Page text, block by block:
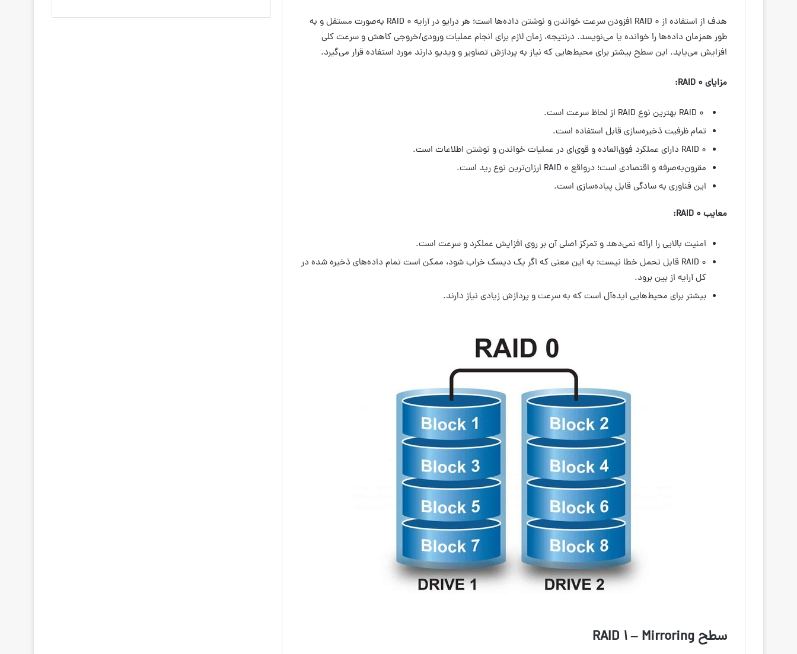
هدف از استفاده از RAID 0 افزودن سرعت خواندن و نوشتن داده‌ها است؛ هر درایو در آرایه RAID 0 به‌صورت مستقل و به
طور همزمان داده‌ها را خوانده یا می‌نویسد. در‌نتیجه، زمان لازم برای انجام عملیات ورودی/خروجی کاهش و سرعت کلی
افزایش می‌یابد. این سطح بیشتر برای محیط‌هایی که نیاز به پردازش تصاویر و ویدیو دارند مورد‌ استفاده قرار می‌گیرد.
مزایایRAID 0
:
تمام ظرفیت ذخیره‌سازی قابل استفاده است.
RAID 0 دارای عملکرد فوق‌العاده و قوی‌ای در عملیات خواندن و نوشتن اطلاعات است.
مقرون‌به‌صرفه و اقتصادی است؛ در‌واقع RAID 0 ارزان‌ترین نوع رید است.
این فناوری به سادگی قابل پیاده‌سازی است.
معایبRAID 0
:
امنیت بالایی را ارائه نمی‌دهد و تمرکز اصلی آن بر روی افزایش عملکرد و سرعت است.
RAID 0 قابل تحمل خطا نیست؛ به این معنی که اگر یک دیسک خراب شود، ممکن است تمام داده‌های ذخیره شده در
کل آرایه از بین برود.
بیشتر برای محیط‌هایی ایده‌آل است که به سرعت و پردازش زیادی نیاز دارند.
سطح RAID 1 – Mirroring